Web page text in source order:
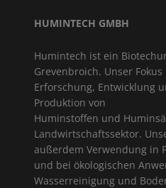
HUMINTECH GMBH
Humintech ist ein
Grevenbroich. Unser
Erforschung, Entwicklung
Produktion von
Huminstoffen und
Landwirtschaftssektor.
außerdem Verwendung in
und bei ökologischen
Wasserreinigung und